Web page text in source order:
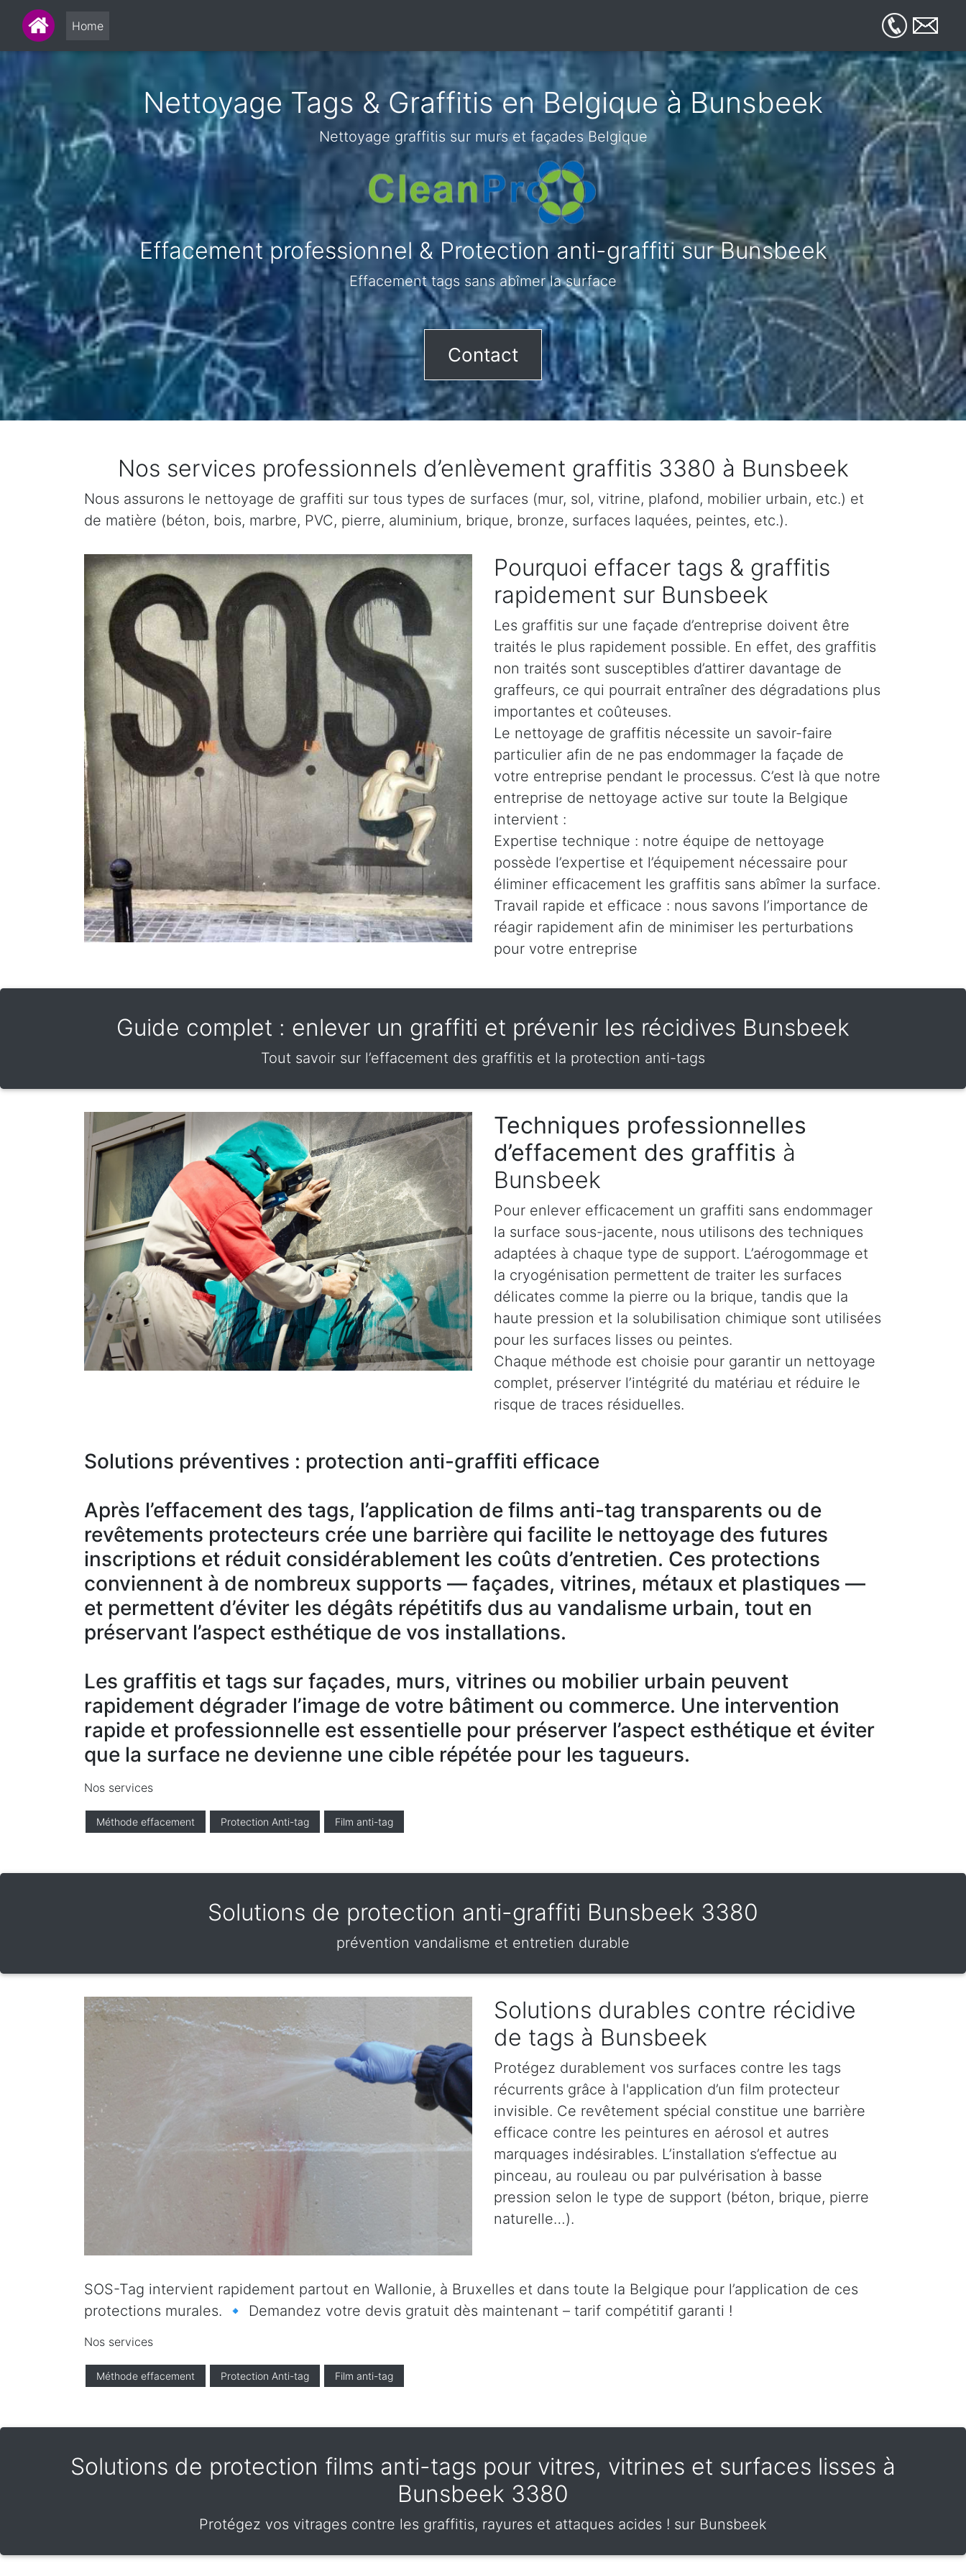
Home
Nettoyage Tags & Graffitis en Belgique à Bunsbeek
Nettoyage graffitis sur murs et façades Belgique
Effacement professionnel & Protection anti-graffiti sur Bunsbeek
Effacement tags sans abîmer la surface
Contact
Nos services professionnels d’enlèvement graffitis 3380 à Bunsbeek
Nous assurons le nettoyage de graffiti sur tous types de surfaces (mur, sol, vitrine, plafond, mobilier urbain, etc.) et
de matière (béton, bois, marbre, PVC, pierre, aluminium, brique, bronze, surfaces laquées, peintes, etc.).
Pourquoi effacer tags & graffitis
rapidement sur Bunsbeek
Les graffitis sur une façade d’entreprise doivent être
traités le plus rapidement possible. En effet, des graffitis
non traités sont susceptibles d’attirer davantage de
graffeurs, ce qui pourrait entraîner des dégradations plus
importantes et coûteuses.
Le nettoyage de graffitis nécessite un savoir-faire
particulier afin de ne pas endommager la façade de
votre entreprise pendant le processus. C’est là que notre
entreprise de nettoyage active sur toute la Belgique
intervient :
Expertise technique : notre équipe de nettoyage
possède l’expertise et l’équipement nécessaire pour
éliminer efficacement les graffitis sans abîmer la surface.
Travail rapide et efficace : nous savons l’importance de
réagir rapidement afin de minimiser les perturbations
pour votre entreprise
Guide complet : enlever un graffiti et prévenir les récidives Bunsbeek
Tout savoir sur l’effacement des graffitis et la protection anti-tags
Techniques professionnelles
d’effacement des graffitis à
Bunsbeek
Pour enlever efficacement un graffiti sans endommager
la surface sous-jacente, nous utilisons des techniques
adaptées à chaque type de support. L’aérogommage et
la cryogénisation permettent de traiter les surfaces
délicates comme la pierre ou la brique, tandis que la
haute pression et la solubilisation chimique sont utilisées
pour les surfaces lisses ou peintes.
Chaque méthode est choisie pour garantir un nettoyage
complet, préserver l’intégrité du matériau et réduire le
risque de traces résiduelles.
Solutions préventives : protection anti-graffiti efficace
Après l’effacement des tags, l’application de films anti-tag transparents ou de
revêtements protecteurs crée une barrière qui facilite le nettoyage des futures
inscriptions et réduit considérablement les coûts d’entretien. Ces protections
conviennent à de nombreux supports — façades, vitrines, métaux et plastiques —
et permettent d’éviter les dégâts répétitifs dus au vandalisme urbain, tout en
préservant l’aspect esthétique de vos installations.
Les graffitis et tags sur façades, murs, vitrines ou mobilier urbain peuvent
rapidement dégrader l’image de votre bâtiment ou commerce. Une intervention
rapide et professionnelle est essentielle pour préserver l’aspect esthétique et éviter
que la surface ne devienne une cible répétée pour les tagueurs.
Nos services
Méthode effacement Protection Anti-tag Film anti-tag
Solutions de protection anti-graffiti Bunsbeek 3380
prévention vandalisme et entretien durable
Solutions durables contre récidive
de tags à Bunsbeek
Protégez durablement vos surfaces contre les tags
récurrents grâce à l'application d’un film protecteur
invisible. Ce revêtement spécial constitue une barrière
efficace contre les peintures en aérosol et autres
marquages indésirables. L’installation s’effectue au
pinceau, au rouleau ou par pulvérisation à basse
pression selon le type de support (béton, brique, pierre
naturelle…).
SOS-Tag intervient rapidement partout en Wallonie, à Bruxelles et dans toute la Belgique pour l’application de ces
protections murales. 🔹 Demandez votre devis gratuit dès maintenant – tarif compétitif garanti !
Nos services
Méthode effacement Protection Anti-tag Film anti-tag
Solutions de protection films anti-tags pour vitres, vitrines et surfaces lisses à
Bunsbeek 3380
Protégez vos vitrages contre les graffitis, rayures et attaques acides ! sur Bunsbeek